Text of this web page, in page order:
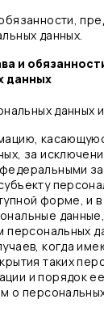
данных.
и
данных
данных
за
форме, и в
персональных
когда
таких
и порядок
о